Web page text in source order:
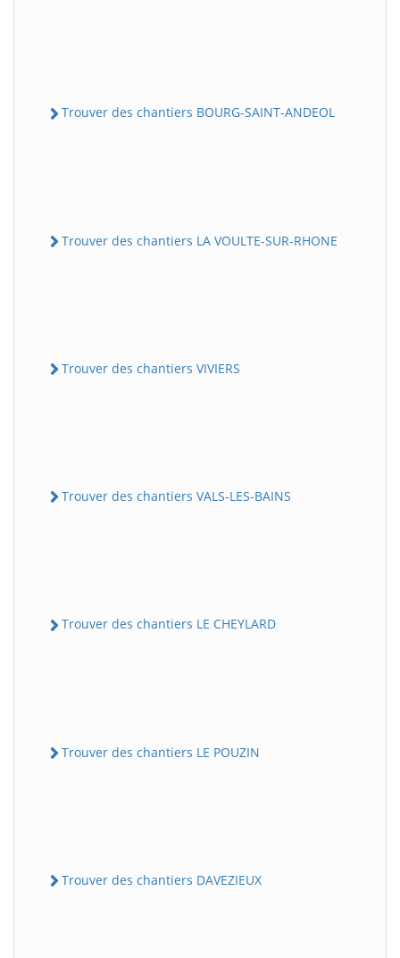
Trouver des chantiers BOURG-SAINT-ANDEOL
Trouver des chantiers LA VOULTE-SUR-RHONE
Trouver des chantiers VIVIERS
Trouver des chantiers VALS-LES-BAINS
Trouver des chantiers LE CHEYLARD
Trouver des chantiers LE POUZIN
Trouver des chantiers DAVEZIEUX